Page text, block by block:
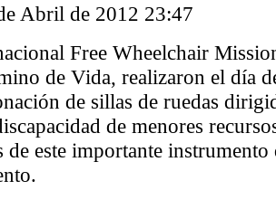
Abril de 2012 23:47
Free Wheelchair
de Vida, realizaron el día
de sillas de ruedas
de menores
de este importante